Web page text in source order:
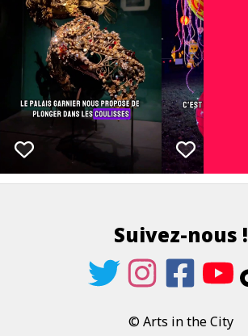
Suivez-nous !
© Arts in the City